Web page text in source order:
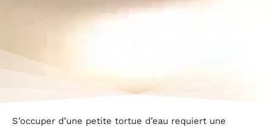
S’occuper d’une petite tortue d’eau requiert une